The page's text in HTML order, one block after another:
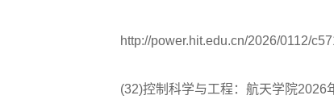
http://power.hit.edu.cn/2026/0112/
(32)控制科学与工程：航天学院2026